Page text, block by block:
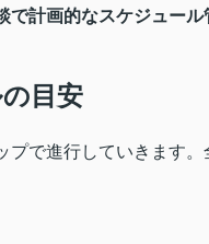
で計画的なスケジュール
目安
で進行していきます